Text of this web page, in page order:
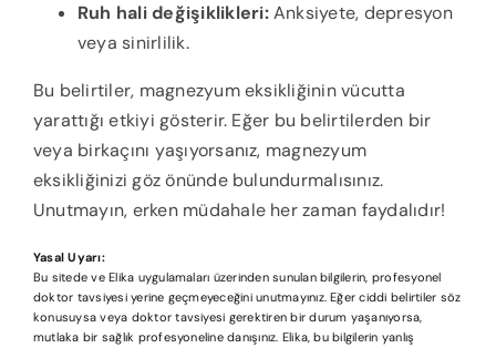
Ruh hali değişiklikleri:Anksiyete, depresyon
veya sinirlilik.
Bu belirtiler, magnezyum eksikliğinin vücutta
yarattığı etkiyi gösterir. Eğer bu belirtilerden bir
veya birkaçını yaşıyorsanız, magnezyum
eksikliğinizi göz önünde bulundurmalısınız.
Unutmayın, erken müdahale her zaman faydalıdır!
Yasal Uyarı:
Bu sitede ve Elika uygulamaları üzerinden sunulan bilgilerin, profesyonel
doktor tavsiyesi yerine geçmeyeceğini unutmayınız. Eğer ciddi belirtiler söz
konusuysa veya doktor tavsiyesi gerektiren bir durum yaşanıyorsa,
mutlaka bir sağlık profesyoneline danışınız. Elika, bu bilgilerin yanlış